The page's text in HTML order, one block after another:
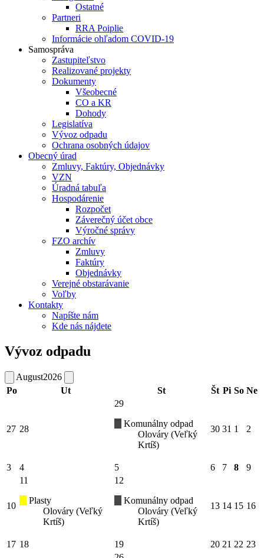
Ostatné
Partneri
RRA Poiplie
Informácie ohľadom COVID-19
Samospráva
Zastupiteľstvo
Realizované projekty
Dokumenty
Všeobecné
CO a KR
Dohody
Legislatíva
Vývoz odpadu
Ochrana osobných údajov
Obecný úrad
Zmluvy, Faktúry, Objednávky
VZN
Úradná tabuľa
Hospodárenie
Rozpočet
Záverečný účet obce
Výročné správy
FZO archív
Zmluvy
Faktúry
Objednávky
Verejné obstarávanie
Voľby
Kontakty
Napíšte nám
Kde nás nájdete
Vývoz odpadu
August2026
Po
Ut St Št Pi So Ne
27 28
29
Komunálny odpad
Olováry (Veľký
Krtíš)
30 31 1 2
3 4 5 6 7 8 9
10
11
Plasty
Olováry (Veľký
Krtíš)
12
Komunálny odpad
Olováry (Veľký
Krtíš)
13 14 15 16
17 18 19 20 21 22 23